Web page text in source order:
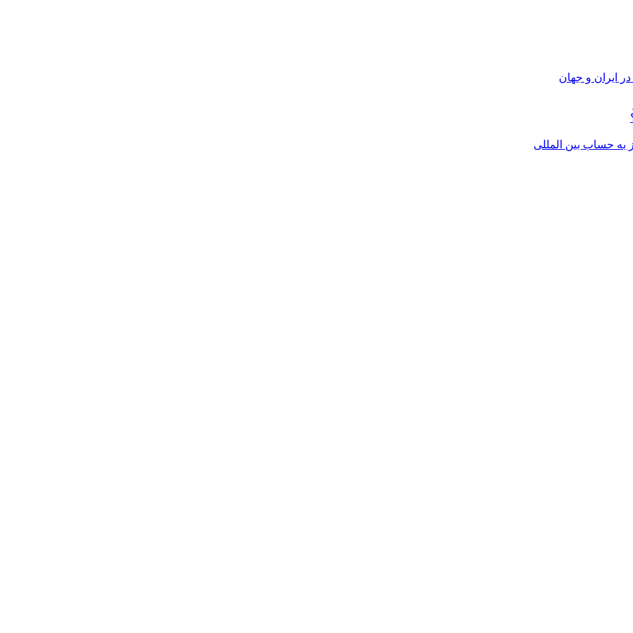
ایران و جهان
به حساب بین المللی